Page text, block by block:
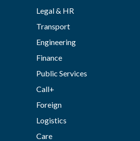
Legal & HR
Transport
Engineering
Finance
Public Services
Call+
Foreign
Logistics
Care